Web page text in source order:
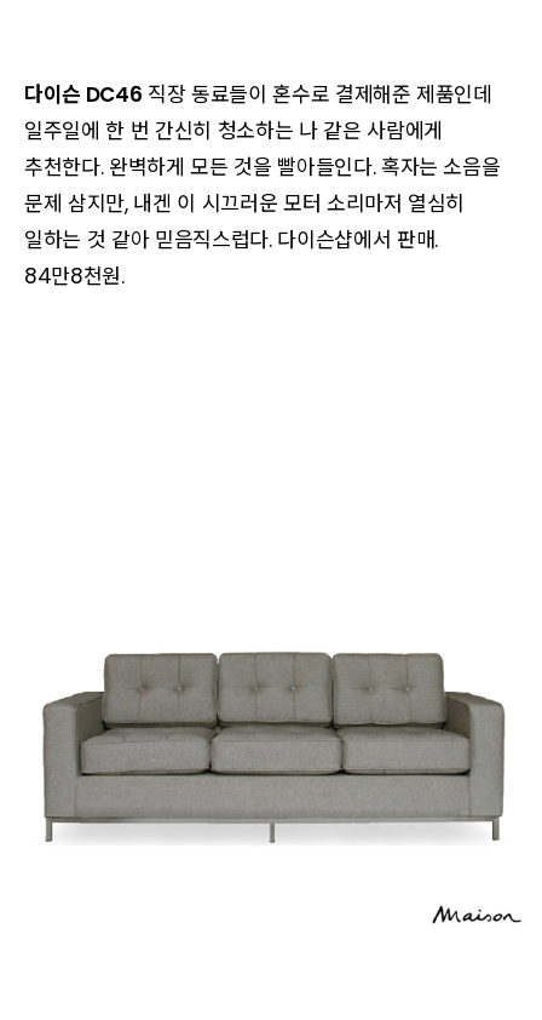
다이슨 DC46 직장 동료들이 혼수로 결제해준 제품인데
일주일에 한 번 간신히 청소하는 나 같은 사람에게
추천한다. 완벽하게 모든 것을 빨아들인다. 혹자는 소음을
문제 삼지만, 내겐 이 시끄러운 모터 소리마저 열심히
일하는 것 같아 믿음직스럽다. 다이슨샵에서 판매.
84만8천원.